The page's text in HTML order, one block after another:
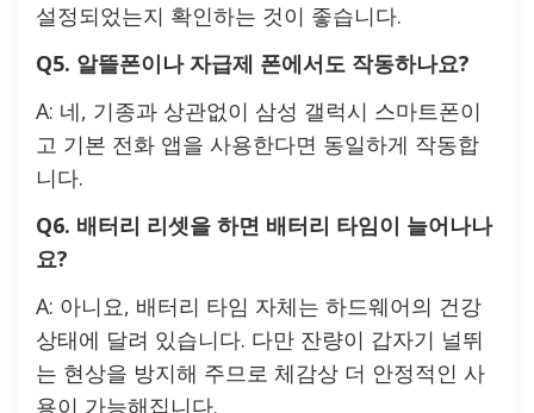
설정되었는지 확인하는 것이 좋습니다.
Q5. 알뜰폰이나 자급제 폰에서도 작동하나요?
A: 네, 기종과 상관없이 삼성 갤럭시 스마트폰이
고 기본 전화 앱을 사용한다면 동일하게 작동합
니다.
Q6. 배터리 리셋을 하면 배터리 타임이 늘어나나
요?
A: 아니요, 배터리 타임 자체는 하드웨어의 건강
상태에 달려 있습니다. 다만 잔량이 갑자기 널뛰
는 현상을 방지해 주므로 체감상 더 안정적인 사
용이 가능해집니다.